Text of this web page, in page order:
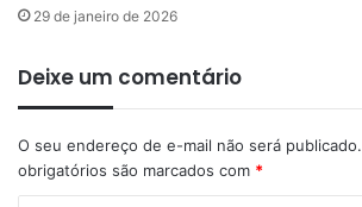
29 de janeiro de 2026
Deixe um comentário
O seu endereço de e-mail não será publicado.
obrigatórios são marcados com *